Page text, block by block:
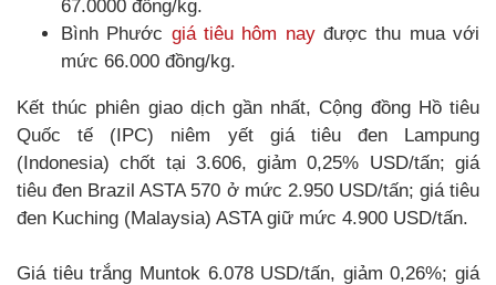
67.0000 đồng/kg.
Bình Phước giá tiêu hôm nayđược thu mua với
mức 66.000 đồng/kg.
Kết thúc phiên giao dịch gần nhất, Cộng đồng Hồ tiêu
Quốc tế (IPC) niêm yết giá tiêu đen Lampung
(Indonesia) chốt tại 3.606, giảm 0,25% USD/tấn; giá
tiêu đen Brazil ASTA 570 ở mức 2.950 USD/tấn; giá tiêu
đen Kuching (Malaysia) ASTA giữ mức 4.900 USD/tấn.
Giá tiêu trắng Muntok 6.078 USD/tấn, giảm 0,26%; giá